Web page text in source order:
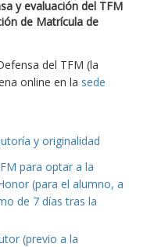
y evaluación del TFM
de Matrícula de
del TFM (la
online en la sede
y originalidad
para optar a la
(para el alumno, a
de 7 días tras la
(previo a la